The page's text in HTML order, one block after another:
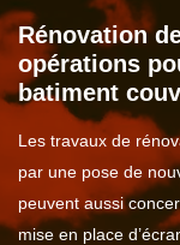
Rénovation
opérations
batiment
Les travaux de
par une pose de
peuvent aussi
mise en place